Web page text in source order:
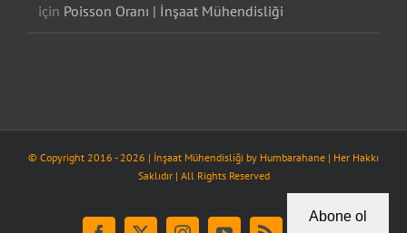
için Poisson Oranı | İnşaat Mühendisliği
© Copyright 2016 - 2026 | İnşaat Mühendisliği by Humbarahane | Her Hakkı
Saklıdır | All Rights Reserved
Abone ol